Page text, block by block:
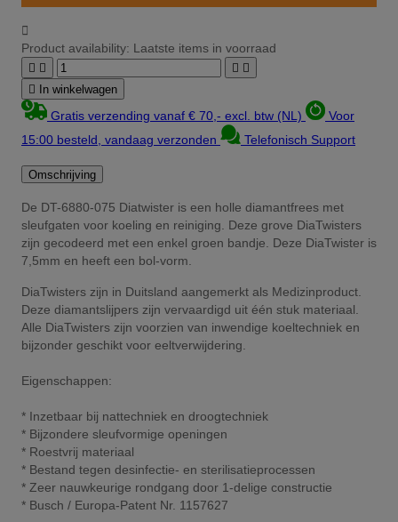

Product availability: Laatste items in voorraad
   
 In winkelwagen
Gratis verzending vanaf € 70,- excl. btw (NL)
Voor
15:00 besteld, vandaag verzonden
Telefonisch Support
Omschrijving
De DT-6880-075 Diatwister is een holle diamantfrees met
sleufgaten voor koeling en reiniging. Deze grove DiaTwisters
zijn gecodeerd met een enkel groen bandje. Deze DiaTwister is
7,5mm en heeft een bol-vorm.
DiaTwisters zijn in Duitsland aangemerkt als Medizinproduct.
Deze diamantslijpers zijn vervaardigd uit één stuk materiaal.
Alle DiaTwisters zijn voorzien van inwendige koeltechniek en
bijzonder geschikt voor eeltverwijdering.
Eigenschappen:
* Inzetbaar bij nattechniek en droogtechniek
* Bijzondere sleufvormige openingen
* Roestvrij materiaal
* Bestand tegen desinfectie- en sterilisatieprocessen
* Zeer nauwkeurige rondgang door 1-delige constructie
* Busch / Europa-Patent Nr. 1157627